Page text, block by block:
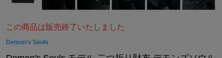
この商品は販売終了いたしました
Demon's Souls